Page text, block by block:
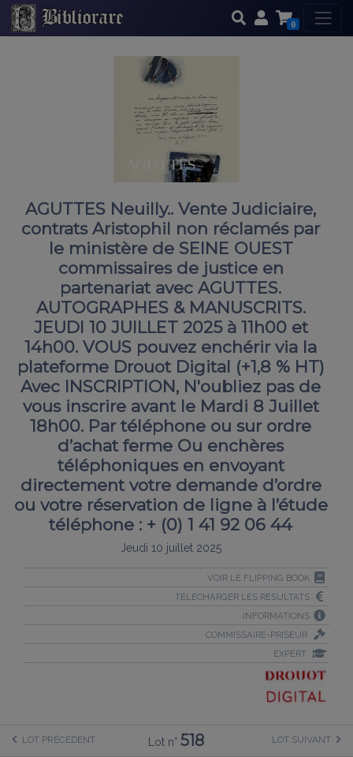
0
AGUTTES Neuilly.. Vente Judiciaire,
contrats Aristophil non réclamés par
le ministère de SEINE OUEST
commissaires de justice en
partenariat avec AGUTTES.
AUTOGRAPHES & MANUSCRITS.
JEUDI 10 JUILLET 2025 à 11h00 et
14h00. VOUS pouvez enchérir via la
plateforme Drouot Digital (+1,8 % HT)
Avec INSCRIPTION, N'oubliez pas de
vous inscrire avant le Mardi 8 Juillet
18h00. Par téléphone ou sur ordre
d’achat ferme Ou enchères
téléphoniques en envoyant
directement votre demande d’ordre
ou votre réservation de ligne à l’étude
téléphone : + (0) 1 41 92 06 44
Jeudi 10 juillet 2025
VOIR LE FLIPPING BOOK
TÉLÉCHARGER LES RÉSULTATS
INFORMATIONS
COMMISSAIRE-PRISEUR
EXPERT
LOT PRÉCÉDENT Lot n°518 LOT SUIVANT